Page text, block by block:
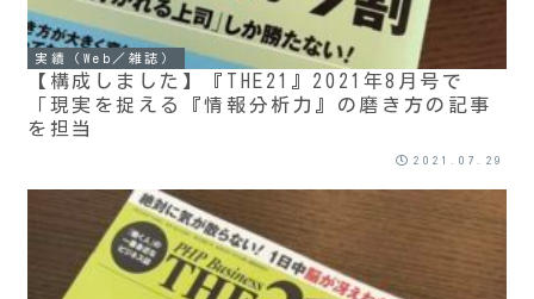
実績（Web／雑誌）
【構成しました】『THE21』2021年8月号で
「現実を捉える『情報分析力』の磨き方の記事
を担当
2021.07.29